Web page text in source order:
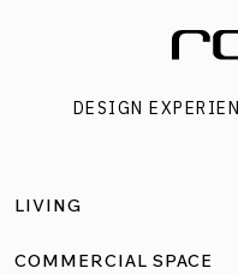
DESIGN
LIVING
COMMERCIAL SPACE